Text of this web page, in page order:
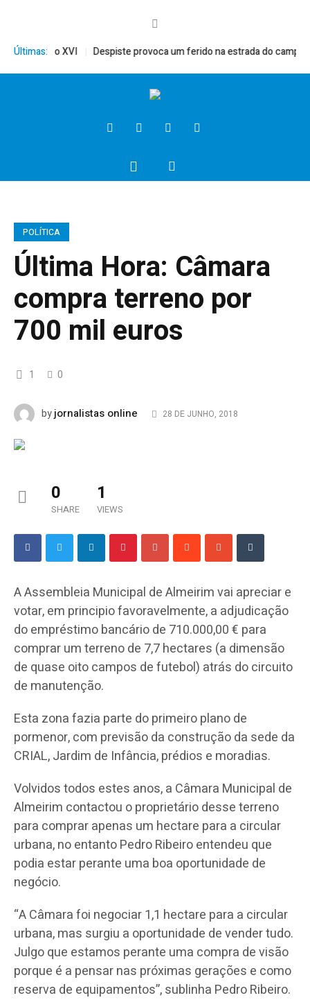
Últimas:
Bento XVI Despiste provoca um ferido na estrada do campo
POLÍTICA
Última Hora: Câmara
compra terreno por
700 mil euros
1 0
byjornalistas online 28 DE JUNHO, 2018
0
SHARE
1
VIEWS
A Assembleia Municipal de Almeirim vai apreciar e
votar, em principio favoravelmente, a adjudicação
do empréstimo bancário de 710.000,00 € para
comprar um terreno de 7,7 hectares (a dimensão
de quase oito campos de futebol) atrás do circuito
de manutenção.
Esta zona fazia parte do primeiro plano de
pormenor, com previsão da construção da sede da
CRIAL, Jardim de Infância, prédios e moradias.
Volvidos todos estes anos, a Câmara Municipal de
Almeirim contactou o proprietário desse terreno
para comprar apenas um hectare para a circular
urbana, no entanto Pedro Ribeiro entendeu que
podia estar perante uma boa oportunidade de
negócio.
“A Câmara foi negociar 1,1 hectare para a circular
urbana, mas surgiu a oportunidade de vender tudo.
Julgo que estamos perante uma compra de visão
porque é a pensar nas próximas gerações e como
reserva de equipamentos”, sublinha Pedro Ribeiro.